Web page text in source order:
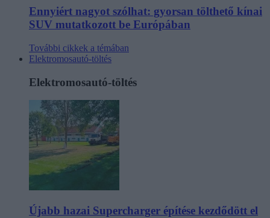
Ennyiért nagyot szólhat: gyorsan tölthető kínai
SUV mutatkozott be Európában
További cikkek a témában
Elektromosautó-töltés
Elektromosautó-töltés
Újabb hazai Supercharger építése kezdődött el